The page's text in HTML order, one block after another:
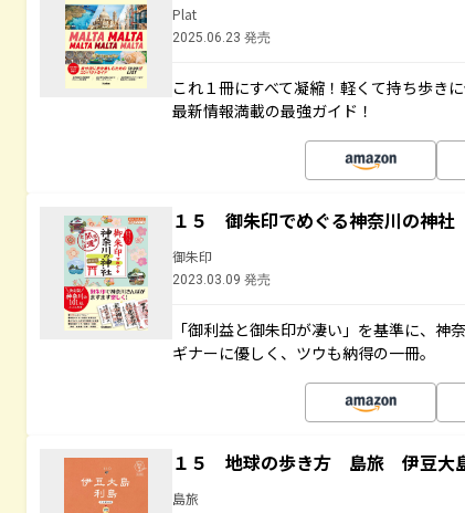
Plat
2025.06.23 発売
これ１冊にすべて凝縮！軽くて持ち歩き
最新情報満載の最強ガイド！
１５ 御朱印でめぐる神奈川の神
御朱印
2023.03.09 発売
「御利益と御朱印が凄い」を基準に、
ギナーに優しく、ツウも納得の一冊。
１５ 地球の歩き方 島旅 伊豆大
島旅